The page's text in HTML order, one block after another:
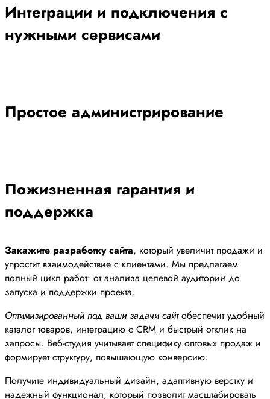
Интеграции и подключения с
нужными сервисами
Простое администрирование
Пожизненная гарантия и
поддержка
Закажите разработку сайта, который увеличит продажи и
упростит взаимодействие с клиентами. Мы предлагаем
полный цикл работ: от анализа целевой аудитории до
запуска и поддержки проекта.
Оптимизированный под ваши задачи сайтобеспечит удобный
каталог товаров, интеграцию с CRM и быстрый отклик на
запросы. Веб-студия учитывает специфику оптовых продаж и
формирует структуру, повышающую конверсию.
Получите индивидуальный дизайн, адаптивную верстку и
надежный функционал, который позволит масштабировать